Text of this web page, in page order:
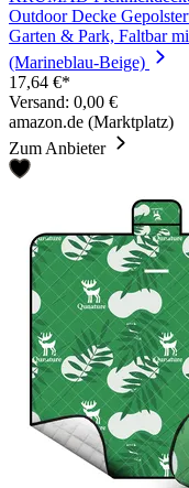
Outdoor Decke
Garten & Park, Faltbar
(Marineblau-Beige)
17,64 €*
Versand: 0,00 €
amazon.de (Marktplatz)
Zum Anbieter